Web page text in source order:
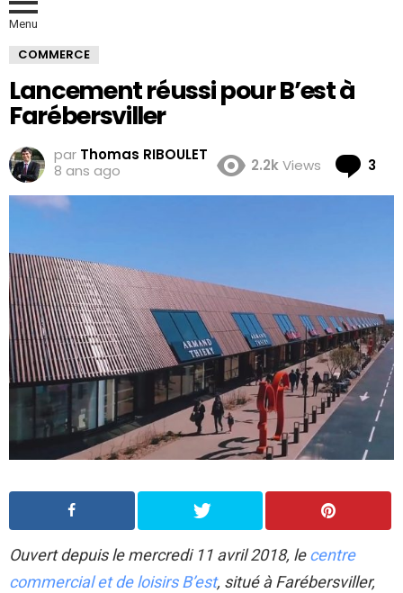
Menu
COMMERCE
Lancement réussi pour B’est à
Farébersviller
par Thomas RIBOULET
8 ans ago
2.2kViews 3
Ouvert depuis le mercredi 11 avril 2018, lecentre
commercial et de loisirs B’est, situé à Farébersviller,